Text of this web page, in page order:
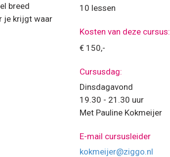
breed
je krijgt waar
10 lessen
Kosten van deze cursus:
€ 150,-
Cursusdag:
Dinsdagavond
19.30 - 21.30 uur
Met Pauline Kokmeijer
E-mail cursusleider
kokmeijer@ziggo.nl